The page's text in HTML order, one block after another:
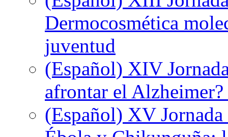
Dermocosmética
juventud
(Español) XIV
afrontar el
(Español) XV